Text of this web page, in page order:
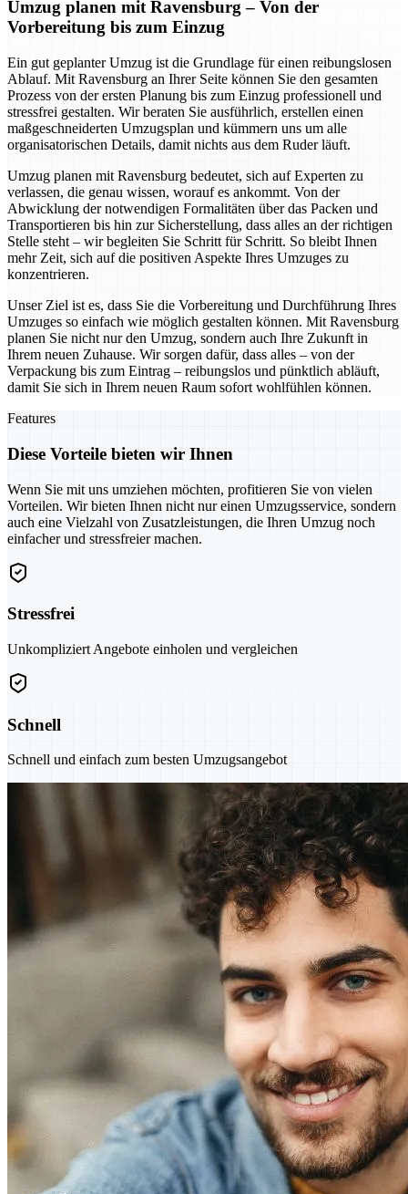
Umzug planen mit Ravensburg – Von der
Vorbereitung bis zum Einzug
Ein gut geplanter Umzug ist die Grundlage für einen reibungslosen
Ablauf. Mit Ravensburg an Ihrer Seite können Sie den gesamten
Prozess von der ersten Planung bis zum Einzug professionell und
stressfrei gestalten. Wir beraten Sie ausführlich, erstellen einen
maßgeschneiderten Umzugsplan und kümmern uns um alle
organisatorischen Details, damit nichts aus dem Ruder läuft.
Umzug planen mit Ravensburg bedeutet, sich auf Experten zu
verlassen, die genau wissen, worauf es ankommt. Von der
Abwicklung der notwendigen Formalitäten über das Packen und
Transportieren bis hin zur Sicherstellung, dass alles an der richtigen
Stelle steht – wir begleiten Sie Schritt für Schritt. So bleibt Ihnen
mehr Zeit, sich auf die positiven Aspekte Ihres Umzuges zu
konzentrieren.
Unser Ziel ist es, dass Sie die Vorbereitung und Durchführung Ihres
Umzuges so einfach wie möglich gestalten können. Mit Ravensburg
planen Sie nicht nur den Umzug, sondern auch Ihre Zukunft in
Ihrem neuen Zuhause. Wir sorgen dafür, dass alles – von der
Verpackung bis zum Eintrag – reibungslos und pünktlich abläuft,
damit Sie sich in Ihrem neuen Raum sofort wohlfühlen können.
Features
Diese Vorteile bieten wir Ihnen
Wenn Sie mit uns umziehen möchten, profitieren Sie von vielen
Vorteilen. Wir bieten Ihnen nicht nur einen Umzugsservice, sondern
auch eine Vielzahl von Zusatzleistungen, die Ihren Umzug noch
einfacher und stressfreier machen.
Stressfrei
Unkompliziert Angebote einholen und vergleichen
Schnell
Schnell und einfach zum besten Umzugsangebot